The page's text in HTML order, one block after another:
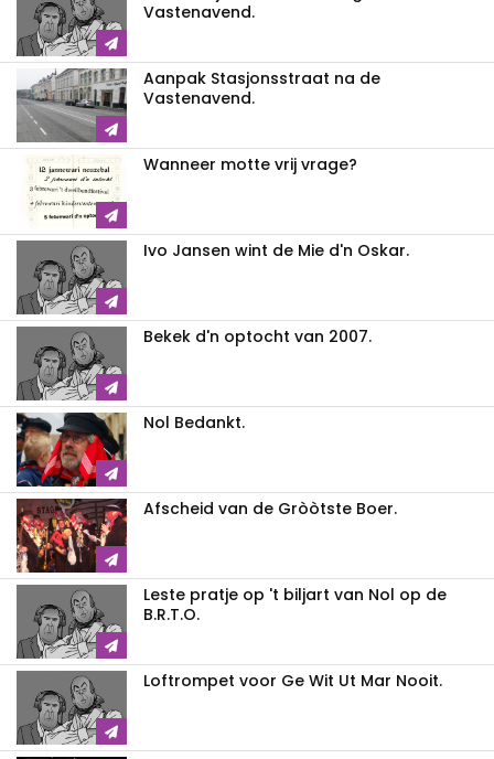
Vastenavend.
Aanpak Stasjonsstraat na de
Vastenavend.
Wanneer motte vrij vrage?
Ivo Jansen wint de Mie d'n Oskar.
Bekek d'n optocht van 2007.
Nol Bedankt.
Afscheid van de Gròòtste Boer.
Leste pratje op 't biljart van Nol op de
B.R.T.O.
Loftrompet voor Ge Wit Ut Mar Nooit.